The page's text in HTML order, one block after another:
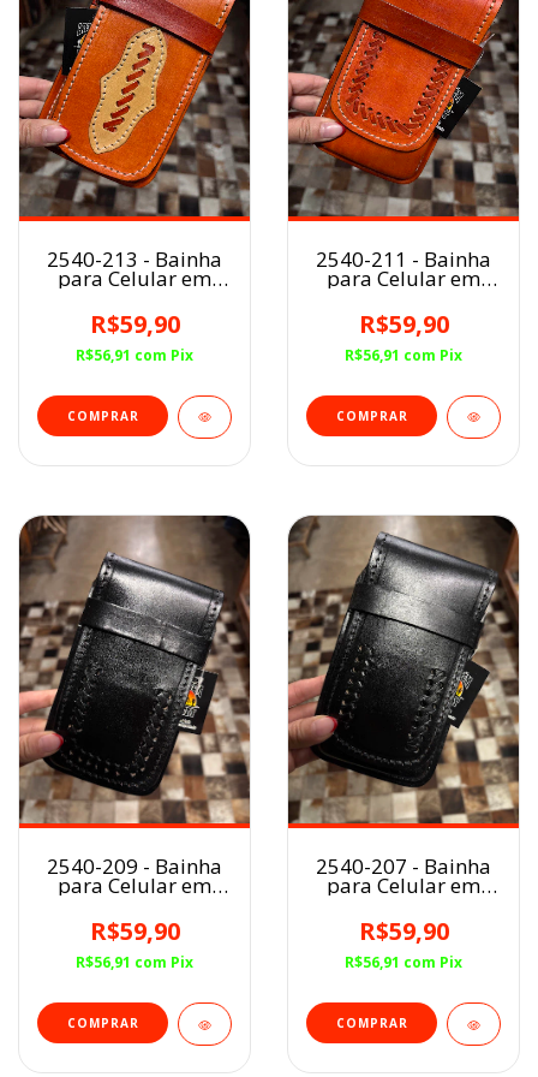
2540-213 - Bainha
para Celular em
R$59,90
R$56,91 com Pix
2540-211 - Bainha
para Celular em
R$59,90
R$56,91 com Pix
2540-209 - Bainha
para Celular em
R$59,90
R$56,91 com Pix
2540-207 - Bainha
para Celular em
R$59,90
R$56,91 com Pix